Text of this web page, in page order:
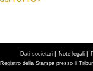
Dati societari | Note legali |
della Stampa presso il